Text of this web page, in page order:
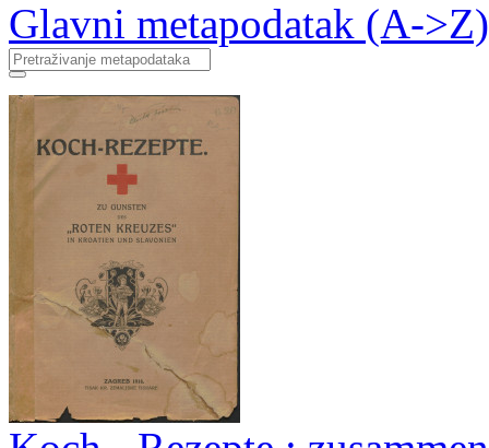
Glavni metapodatak (A->Z)